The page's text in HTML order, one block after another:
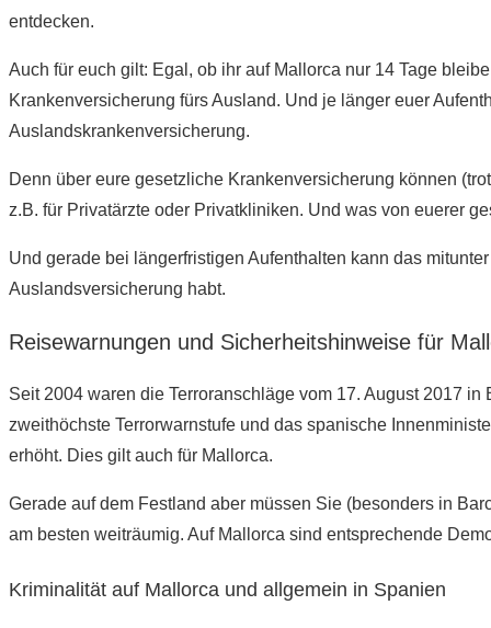
entdecken.
Auch für euch gilt: Egal, ob ihr auf Mallorca nur 14 Tage
Krankenversicherung fürs Ausland. Und je länger euer
Auslandskrankenversicherung.
Denn über eure gesetzliche Krankenversicherung können
z.B. für Privatärzte oder Privatkliniken. Und was von euerer
Und gerade bei längerfristigen Aufenthalten kann das
Auslandsversicherung habt.
Reisewarnungen und Sicherheitshinweise für
Seit 2004 waren die Terroranschläge vom 17. August 2017
zweithöchste Terrorwarnstufe und das spanische
erhöht. Dies gilt auch für Mallorca.
Gerade auf dem Festland aber müssen Sie (besonders in
am besten weiträumig. Auf Mallorca sind entsprechende
Kriminalität auf Mallorca und allgemein in Spanien